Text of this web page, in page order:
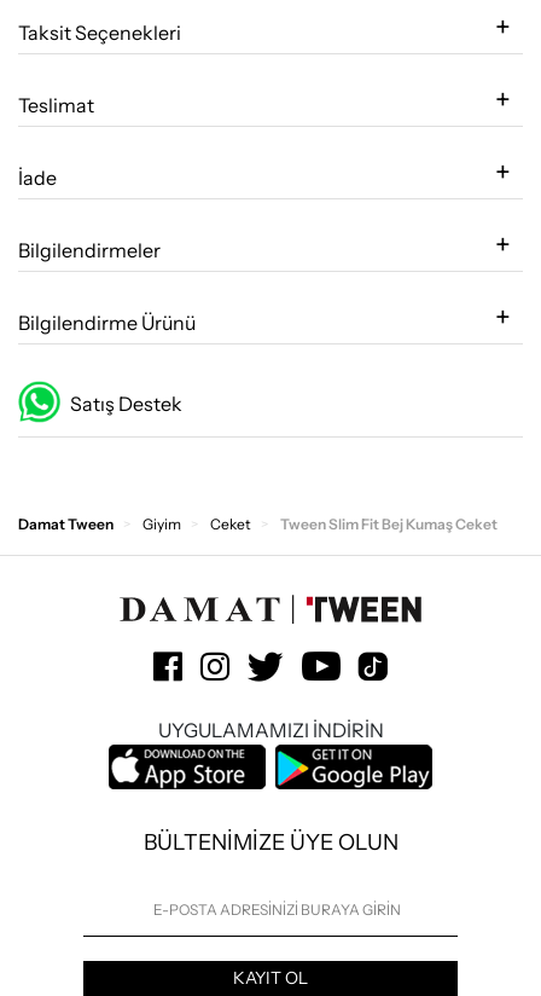
Taksit Seçenekleri
Teslimat
İade
Bilgilendirmeler
Bilgilendirme Ürünü
Satış Destek
Damat Tween Giyim Ceket Tween Slim Fit Bej Kumaş Ceket
UYGULAMAMIZI İNDİRİN
BÜLTENİMİZE ÜYE OLUN
KAYIT OL